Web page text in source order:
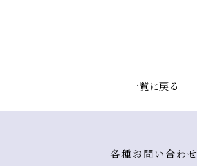
一覧に戻る
各種お問い合わせ